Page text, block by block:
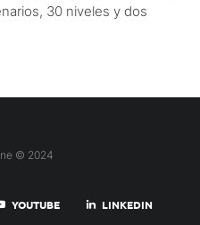
30 niveles y dos
© 2024
YOUTUBE LINKEDIN